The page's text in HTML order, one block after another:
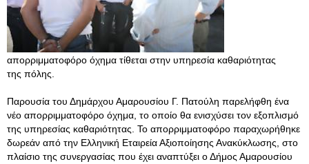
απορριμματοφόρο όχημα τίθεται στην υπηρεσία καθαριότητας
της πόλης.
Παρουσία του Δημάρχου Αμαρουσίου Γ. Πατούλη παρελήφθη ένα
νέο απορριμματοφόρο όχημα, το οποίο θα ενισχύσει τον εξοπλισμό
της υπηρεσίας καθαριότητας. Το απορριμματοφόρο παραχωρήθηκε
δωρεάν από την Ελληνική Εταιρεία Αξιοποίησης Ανακύκλωσης, στο
πλαίσιο της συνεργασίας που έχει αναπτύξει ο Δήμος Αμαρουσίου